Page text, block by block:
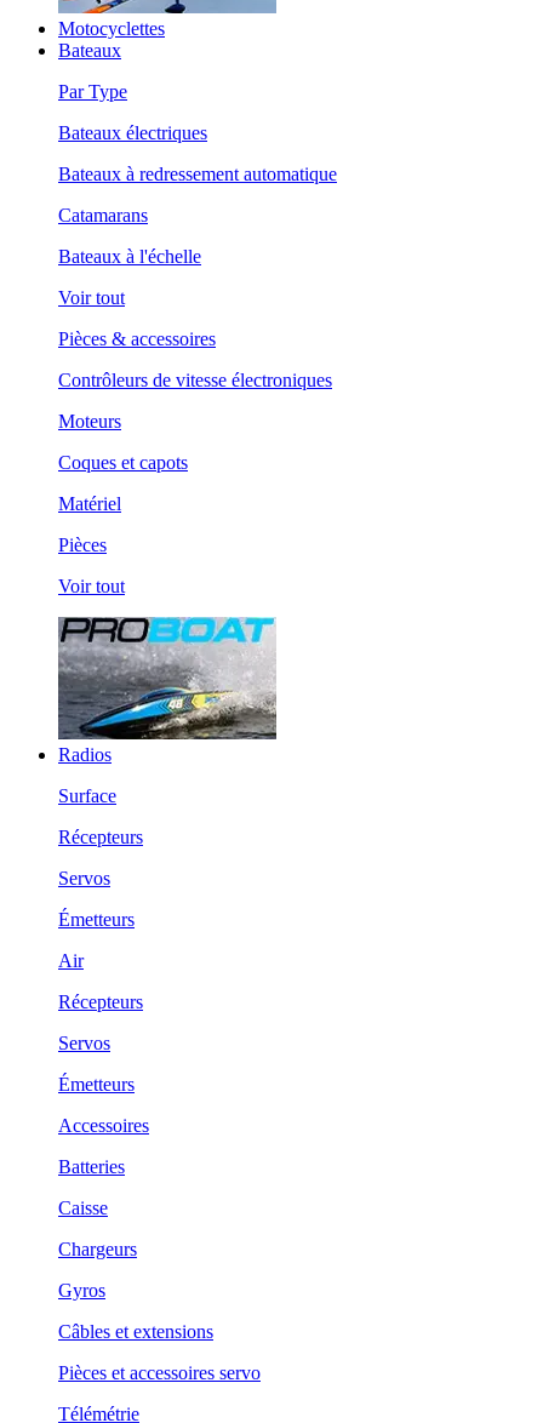
Motocyclettes
Bateaux
Par Type
Bateaux électriques
Bateaux à redressement automatique
Catamarans
Bateaux à l'échelle
Voir tout
Pièces & accessoires
Contrôleurs de vitesse électroniques
Moteurs
Coques et capots
Matériel
Pièces
Voir tout
Radios
Surface
Récepteurs
Servos
Émetteurs
Air
Récepteurs
Servos
Émetteurs
Accessoires
Batteries
Caisse
Chargeurs
Gyros
Câbles et extensions
Pièces et accessoires servo
Télémétrie